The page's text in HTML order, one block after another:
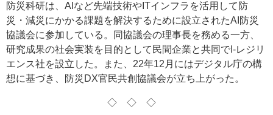
防災科研は、AIなど先端技術やITインフラを活用して防
災・減災にかかる課題を解決するために設立されたAI防災
協議会に参加している。同協議会の理事長を務める一方、
研究成果の社会実装を目的として民間企業と共同でI-レジリ
エンス社を設立した。また、22年12月にはデジタル庁の構
想に基づき、防災DX官民共創協議会が立ち上がった。
◇◇◇